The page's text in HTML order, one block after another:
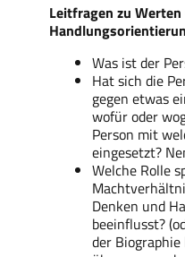
Leitfragen zu Werten
Was ist der
Hat sich die
gegen etwas
wofür oder
Person mit
eingesetzt?
Welche Rolle
Denken und
beeinflusst?
der